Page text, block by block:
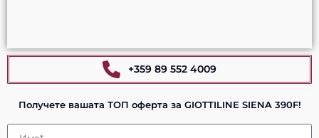
+359 89 552 4009
Получете вашата ТОП оферта за GIOTTILINE SIENA 390F!